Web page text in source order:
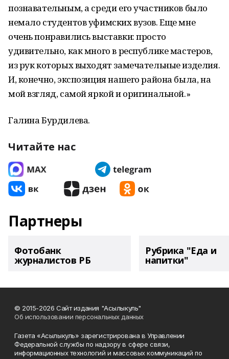
познавательным, а среди его участников было
немало студентов уфимских вузов. Еще мне
очень понравились выставки: просто
удивительно, как много в республике мастеров,
из рук которых выходят замечательные изделия.
И, конечно, экспозиция нашего района была, на
мой взгляд, самой яркой и оригинальной.»
Галина Бурдилева.
Читайте нас
Партнеры
Фотобанк
журналистов РБ
Рубрика "Еда и
напитки"
© 2015-2026 Сайт издания "Асылыкуль"
Об использовании персональных данных
Газета «Асылыкуль» зарегистрирована в Управлении
Федеральной службы по надзору в сфере связи,
информационных технологий и массовых коммуникаций по